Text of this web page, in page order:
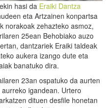
hasi da Eraiki Dantza
eta Artzainen konpartsa
norakoak zehazteko asmoz,
25ean Behobiako auzo
dantzariek Eraiki taldeak
aukera izango dute eta
banatuko dira.
23an ospatuko da aurten
igandean. Urtero
dituen desfile honetan